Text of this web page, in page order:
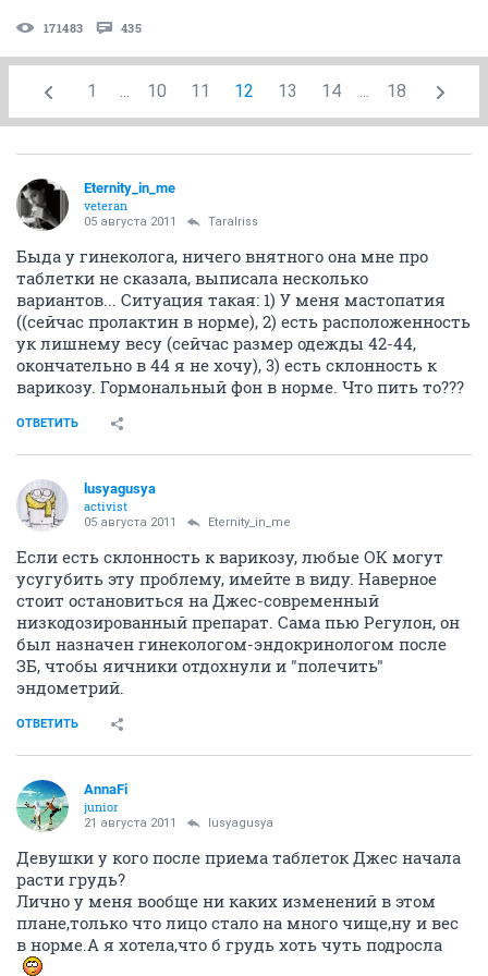
171483 435
1 ... 10 11 12 13 14 ... 18
Eternity_in_me
veteran
05 августа 2011 TaraIriss
Быда у гинеколога, ничего внятного она мне про
таблетки не сказала, выписала несколько
вариантов... Ситуация такая: 1) У меня мастопатия
((сейчас пролактин в норме), 2) есть расположенность
ук лишнему весу (сейчас размер одежды 42-44,
окончательно в 44 я не хочу), 3) есть склонность к
варикозу. Гормональный фон в норме. Что пить то???
ОТВЕТИТЬ
lusyagusya
activist
05 августа 2011 Eternity_in_me
Если есть склонность к варикозу, любые ОК могут
усугубить эту проблему, имейте в виду. Наверное
стоит остановиться на Джес-современный
низкодозированный препарат. Сама пью Регулон, он
был назначен гинекологом-эндокринологом после
ЗБ, чтобы яичники отдохнули и "полечить"
эндометрий.
ОТВЕТИТЬ
AnnaFi
junior
21 августа 2011 lusyagusya
Девушки у кого после приема таблеток Джес начала
расти грудь?
Лично у меня вообще ни каких изменений в этом
плане,только что лицо стало на много чище,ну и вес
в норме.А я хотела,что б грудь хоть чуть подросла